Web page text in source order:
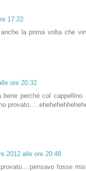
17:22
la prima volta che
ore 20:32
perchè col
2012 alle ore 20:48
fosse